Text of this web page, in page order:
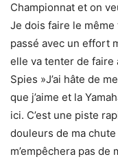
Championnat et on
Je dois faire le même
passé avec un effort
elle va tenter de faire
Spies »J’ai hâte de
que j’aime et la
ici. C’est une piste
douleurs de ma
m’empêchera pas de